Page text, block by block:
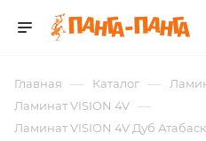
Главная — Каталог —
Ламинат VISION 4V —
Ламинат VISION 4V Дуб